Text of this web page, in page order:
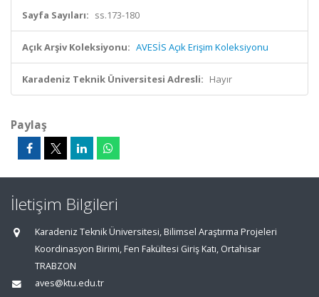
Sayfa Sayıları: ss.173-180
Açık Arşiv Koleksiyonu: AVESİS Açık Erişim Koleksiyonu
Karadeniz Teknik Üniversitesi Adresli: Hayır
Paylaş
İletişim Bilgileri
Karadeniz Teknik Üniversitesi, Bilimsel Araştırma Projeleri
Koordinasyon Birimi, Fen Fakültesi Giriş Katı, Ortahisar
TRABZON
aves@ktu.edu.tr